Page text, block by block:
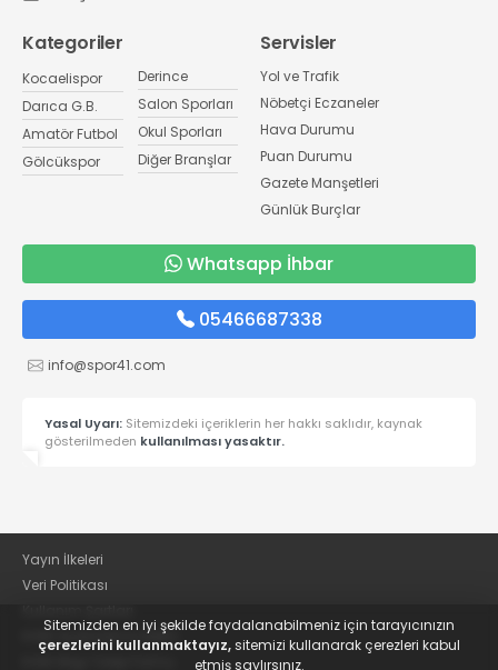
Kategoriler
Kocaelispor
Darıca G.B.
Amatör Futbol
Gölcükspor
Derince
Salon Sporları
Okul Sporları
Diğer Branşlar
Servisler
Yol ve Trafik
Nöbetçi Eczaneler
Hava Durumu
Puan Durumu
Gazete Manşetleri
Günlük Burçlar
Whatsapp İhbar
05466687338
info@spor41.com
Yasal Uyarı: Sitemizdeki içeriklerin her hakkı saklıdır, kaynak
gösterilmeden kullanılması yasaktır.
Yayın İlkeleri
Veri Politikası
KVKK Aydınlatma Metni
Sitemizden en iyi şekilde faydalanabilmeniz için tarayıcınızın
çerezlerini kullanmaktayız,sitemizi kullanarak çerezleri kabul
etmiş saylırsınız.